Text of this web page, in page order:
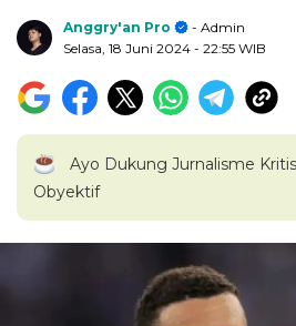
Anggry'an Pro
- Admin
Selasa, 18 Juni 2024 - 22:55 WIB
Ayo Dukung Jurnalisme
Obyektif